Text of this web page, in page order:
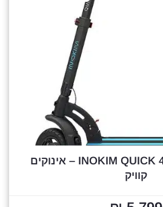
קורקינט חשמלי INOKIM QUICK 4 – אינוקים
קוויק